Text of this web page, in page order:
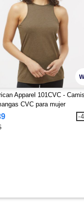
Apparel 101CVC -
CVC para mujer
-